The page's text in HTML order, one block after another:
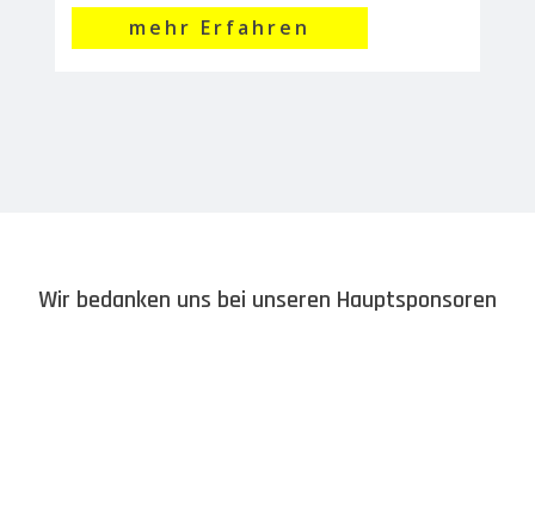
mehr Erfahren
Wir bedanken uns bei unseren Hauptsponsoren